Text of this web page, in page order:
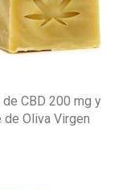
CBD 200 mg y
de Oliva Virgen